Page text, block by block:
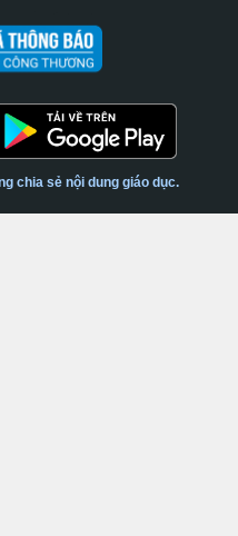
chia sẻ nội dung giáo dục.